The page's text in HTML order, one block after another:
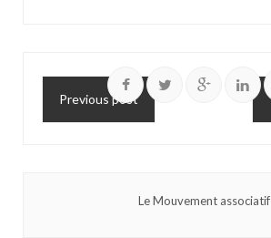
Previous post
Le Mouvement associatif